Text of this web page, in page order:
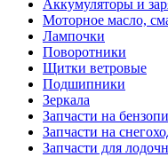
Аккумуляторы и
Моторное масло,
Лампочки
Поворотники
Щитки ветровые
Подшипники
Зеркала
Запчасти на
Запчасти на
Запчасти для